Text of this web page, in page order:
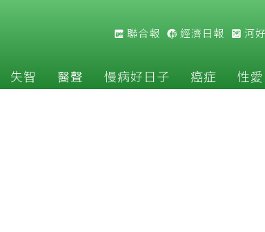
聯合報 經濟日報 河
失智 醫聲 慢病好日子 癌症 性愛